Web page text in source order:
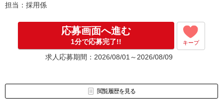
担当：採用係
応募画面へ進む
1分で応募完了!! キープ
求人応募期間：2026/08/01～2026/08/09
閲覧履歴を見る